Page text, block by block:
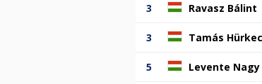
3 Ravasz Bálint
3 Tamás
5 Levente Nagy